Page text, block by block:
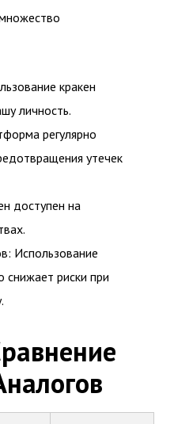
кракен
личность.
регулярно
утечек
доступен на
Использование
снижает риски при